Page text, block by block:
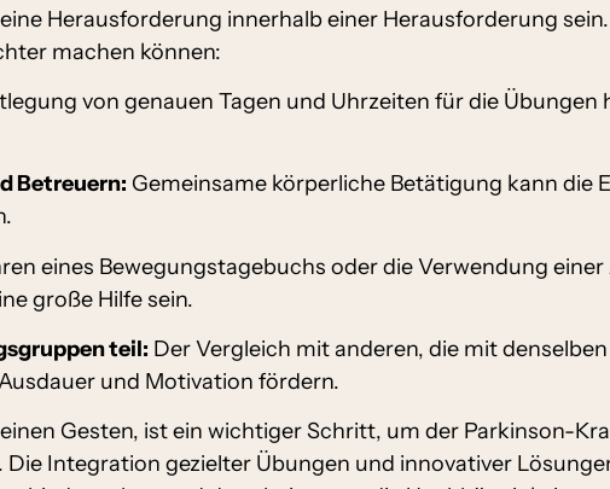
Herausforderung innerhalb einer Herausforderung
machen können:
von genauen Tagen und Uhrzeiten für die Übungen
Betreuern: Gemeinsame körperliche Betätigung kann die
eines Bewegungstagebuchs oder die Verwendung
große Hilfe sein.
teil: Der Vergleich mit anderen, die mit denselben
und Motivation fördern.
Gesten, ist ein wichtiger Schritt, um der Parkinson-
Integration gezielter Übungen und innovativer